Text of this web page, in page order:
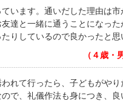
います。通いだした理由は
達と一緒に通うことになっ
りしているので良かったと思
（４歳・
れて行ったら、子どもがや
で、礼儀作法も身につき、良